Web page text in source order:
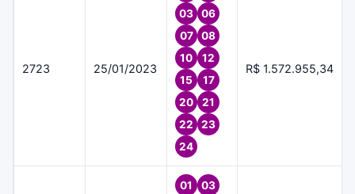
2723 25/01/2023
03
06
07
08
10
12
15
17
20
21
22
23
24
R$ 1.572.955,34
01
03